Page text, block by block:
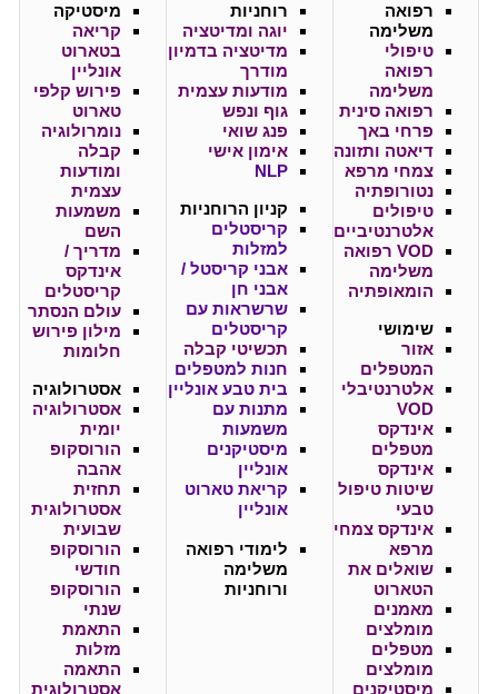
רפואה
משלימה
טיפולי
רפואה
משלימה
רפואה סינית
פרחי באך
דיאטה ותזונה
צמחי מרפא
נטורופתיה
טיפולים
אלטרנטיביים
VOD רפואה
משלימה
הומאופתיה
שימושי
אזור
המטפלים
אלטרנטיבלי
VOD
אינדקס
מטפלים
אינדקס
שיטות טיפול
טבעי
אינדקס צמחי
מרפא
שואלים את
הטארוט
מאמנים
מומלצים
מטפלים
מומלצים
מיסטיקנים
רוחניות
יוגה ומדיטציה
מדיטציה בדמיון
מודרך
מודעות עצמית
גוף ונפש
פנג שואי
אימון אישי
NLP
קניון הרוחניות
קריסטלים
למזלות
אבני קריסטל /
אבני חן
שרשראות עם
קריסטלים
תכשיטי קבלה
חנות למטפלים
בית טבע אונליין
מתנות עם
משמעות
מיסטיקנים
אונליין
קריאת טארוט
אונליין
לימודי רפואה
משלימה
ורוחניות
מיסטיקה
קריאה
בטארוט
אונליין
פירוש קלפי
טארוט
נומרולוגיה
קבלה
ומודעות
עצמית
משמעות
השם
מדריך /
אינדקס
קריסטלים
עולם הנסתר
מילון פירוש
חלומות
אסטרולוגיה
אסטרולוגיה
יומית
הורוסקופ
אהבה
תחזית
אסטרולוגית
שבועית
הורוסקופ
חודשי
הורוסקופ
שנתי
התאמת
מזלות
התאמה
אסטרולוגית